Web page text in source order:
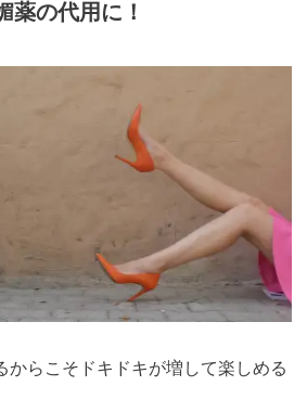
薬の代用に！
からこそドキドキが増して楽しめる